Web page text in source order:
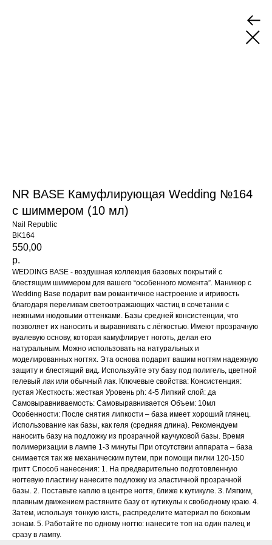
NR BASE Камуфлирующая Wedding №164
с шиммером (10 мл)
Nail Republic
BK164
550,00
р.
WEDDING BASE - воздушная коллекция базовых покрытий с
блестящим шиммером для вашего “особенного момента”. Маникюр с
Wedding Base подарит вам романтичное настроение и игривость
благодаря переливам светоотражающих частиц в сочетании с
нежными нюдовыми оттенками. Базы средней консистенции, что
позволяет их наносить и выравнивать с лёгкостью. Имеют прозрачную
вуалевую основу, которая камуфлирует ноготь, делая его
натуральным. Можно использовать на натуральных и
моделированных ногтях. Эта основа подарит вашим ногтям надежную
защиту и блестящий вид. Используйте эту базу под полигель, цветной
гелевый лак или обычный лак. Ключевые свойства: Консистенция:
густая Жесткость: жесткая Уровень ph: 4-5 Липкий слой: да
Самовыравниваемость: Самовыравнивается Объем: 10мл
Особенности: После снятия липкости – база имеет хороший глянец.
Использование как базы, как геля (средняя длина). Рекомендуем
наносить базу на подложку из прозрачной каучуковой базы. Время
полимеризации в лампе 1-3 минуты При отсутствии аппарата – база
снимается так же механическим путем, при помощи пилки 120-150
гритт Способ нанесения: 1. На предварительно подготовленную
ногтевую пластину нанесите подложку из эластичной прозрачной
базы. 2. Поставьте каплю в центре ногтя, ближе к кутикуле. 3. Мягким,
плавным движением растяните базу от кутикулы к свободному краю. 4.
Затем, используя тонкую кисть, распределите материал по боковым
зонам. 5. Работайте по одному ногтю: нанесите топ на один палец и
сразу в лампу.